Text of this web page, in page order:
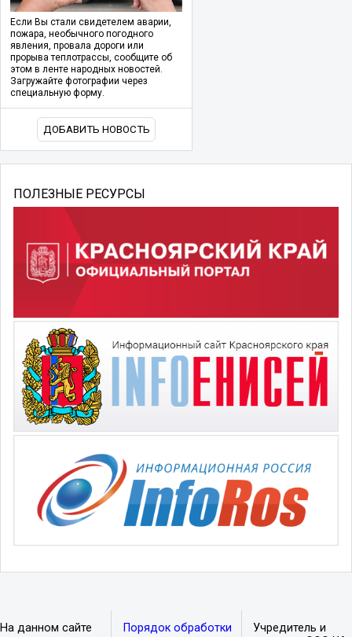
Если Вы стали свидетелем аварии,
пожара, необычного погодного
явления, провала дороги или
прорыва теплотрассы, сообщите об
этом в ленте народных новостей.
Загружайте фотографии через
специальную форму.
ДОБАВИТЬ НОВОСТЬ
ПОЛЕЗНЫЕ РЕСУРСЫ
На данном сайте
Порядок обработки
Учредитель и